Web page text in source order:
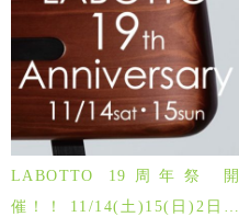
LABOTTO 19周年祭 開
催！！ 11/14(土)15(日)2日間